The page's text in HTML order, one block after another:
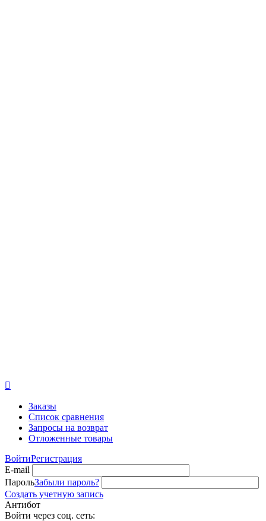

Заказы
Список сравнения
Запросы на возврат
Отложенные товары
ВойтиРегистрация
E-mail
ПарольЗабыли пароль?
Создать учетную запись
Антибот
Войти через соц. сеть: